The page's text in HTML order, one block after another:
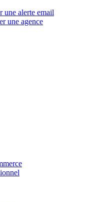
une alerte email
une agence